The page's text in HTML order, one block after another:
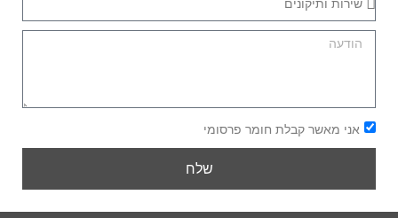
אני מאשר קבלת חומר פרסומי
שלח